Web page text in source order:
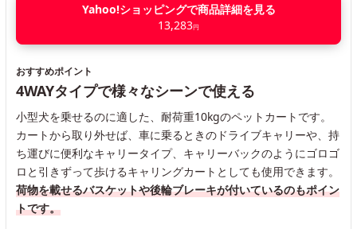
Yahoo!ショッピングで商品詳細を見る
13,283円
おすすめポイント
4WAYタイプで様々なシーンで使える
小型犬を乗せるのに適した、耐荷重10kgのペットカートです。
カートから取り外せば、車に乗るときのドライブキャリーや、持
ち運びに便利なキャリータイプ、キャリーバックのようにゴロゴ
ロと引きずって歩けるキャリングカートとしても使用できます。
荷物を載せるバスケットや後輪ブレーキが付いているのもポイン
トです。